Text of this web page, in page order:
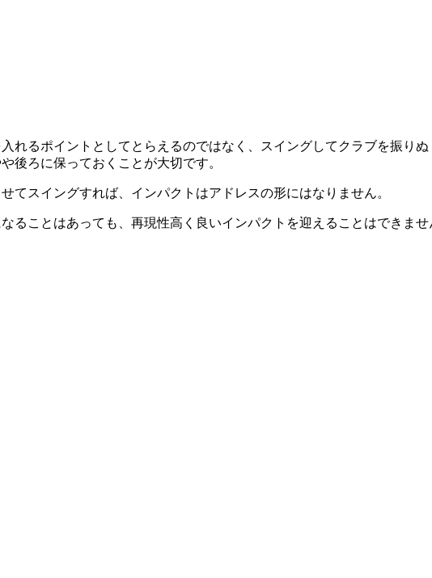
れるポイントとしてとらえるのではなく、スイングしてクラブを振り
後ろに保っておくことが大切です。
てスイングすれば、インパクトはアドレスの形にはなりません。
ることはあっても、再現性高く良いインパクトを迎えることはできま